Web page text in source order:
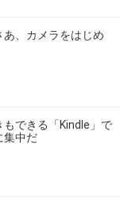
、カメラをはじめ
できる「Kindle」で
集中だ